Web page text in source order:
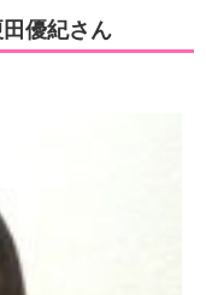
優紀さん